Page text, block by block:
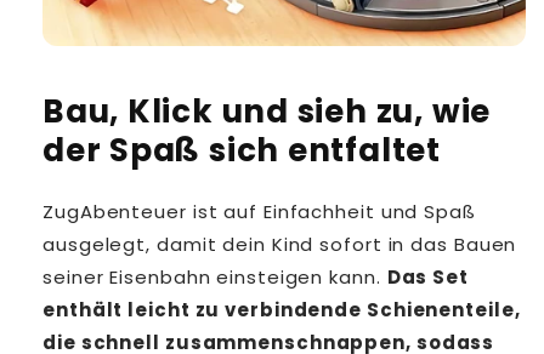
Bau, Klick und sieh zu, wie
der Spaß sich entfaltet
ZugAbenteuer ist auf Einfachheit und Spaß
ausgelegt, damit dein Kind sofort in das Bauen
seiner Eisenbahn einsteigen kann. Das Set
enthält leicht zu verbindende Schienenteile,
die schnell zusammenschnappen, sodass